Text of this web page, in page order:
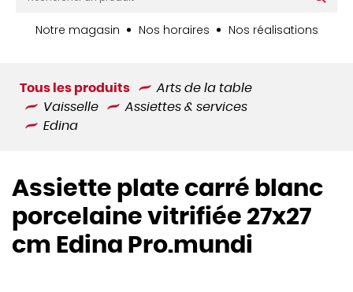
Notre magasin Nos horaires Nos réalisations
Tous les produits
Arts de la table
Vaisselle
Assiettes & services
Edina
Assiette plate carré blanc
porcelaine vitrifiée 27x27
cm Edina Pro.mundi